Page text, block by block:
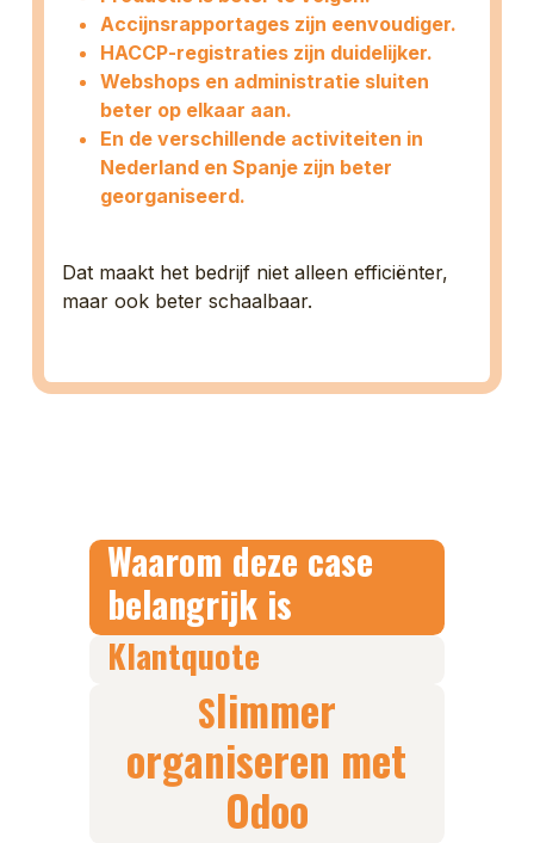
Accijnsrapportages zijn eenvoudiger.
HACCP-registraties zijn duidelijker.
Webshops en administratie sluiten
beter op elkaar aan.
En de verschillende activiteiten in
Nederland en Spanje zijn beter
georganiseerd.
Dat maakt het bedrijf niet alleen efficiënter,
maar ook beter schaalbaar.
Waarom deze case
belangrijk is
Klantquote
Slimmer
organiseren met
Odoo